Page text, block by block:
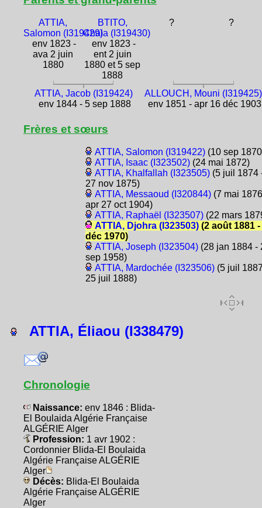
ATTIA,
Salomon (I319429)
env 1823 -
ava 2 juin
1880
BTITO,
Chala (I319430)
env 1823 -
ent 2 juin
1880 et 5 sep
1888
? ?
ATTIA, Jacob (I319424)
env 1844 - 5 sep 1888
ALLOUCH, Mouni (I319425)
env 1851 - apr 16 déc 1903
Frères et sœurs
ATTIA, Salomon (I319422)(10 sep
ATTIA, Isaac (I323502)(24 mai 1872)
ATTIA, Khalfallah (I323505)(5 juil 1874
27 nov 1875)
ATTIA, Messaoud (I320844)(7 mai
apr 27 oct 1904)
ATTIA, Raphaël (I323507)(22 mars
ATTIA, Djohra (I323503)(2 août 1881 -
déc 1970)
ATTIA, Joseph (I323504)(28 jan 1884 -
sep 1958)
ATTIA, Mardochée (I323506)(5 juil
25 juil 1888)
ATTIA, Éliaou (I338479)
Chronologie
Naissance: env 1846 : Blida-
El Boulaida Algérie Française
ALGÉRIE Alger
Profession: 1 avr 1902 :
Cordonnier Blida-El Boulaida
Algérie Française ALGÉRIE
Alger
Décès: Blida-El Boulaida
Algérie Française ALGÉRIE
Alger